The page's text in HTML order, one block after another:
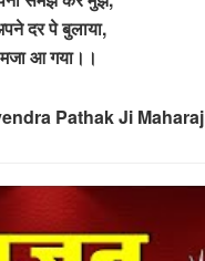
दर पे बुलाया,
मजा आ गया।।
Pathak Ji Maharaj